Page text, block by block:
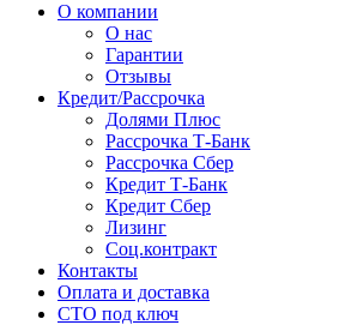
О компании
О нас
Гарантии
Отзывы
Кредит/Рассрочка
Долями Плюс
Рассрочка Т-Банк
Рассрочка Сбер
Кредит Т-Банк
Кредит Сбер
Лизинг
Соц.контракт
Контакты
Оплата и доставка
СТО под ключ